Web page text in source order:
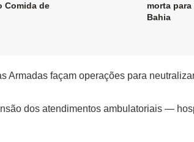
Comida de
morta
Bahia
Armadas façam operações para
dos atendimentos ambulatoriais —